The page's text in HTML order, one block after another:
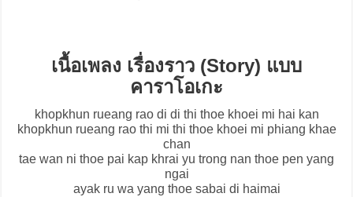
เนื้อเพลง เรื่องราว (Story) แบบ
คาราโอเกะ
khopkhun rueang rao di di thi thoe khoei mi hai kan
khopkhun rueang rao thi mi thi thoe khoei mi phiang khae
chan
tae wan ni thoe pai kap khrai yu trong nan thoe pen yang
ngai
ayak ru wa yang thoe sabai di haimai